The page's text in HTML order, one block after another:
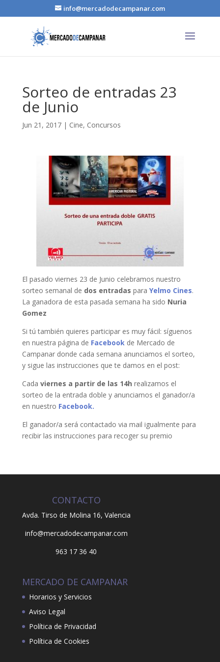
info@mercadodecampanar.com
Sorteo de entradas 23
de Junio
Jun 21, 2017| Cine, Concursos
El pasado viernes 23 de Junio celebramos nuestro
sorteo semanal de dos entradas para Yelmo Cines.
La ganadora de esta pasada semana ha sido Nuria
Gomez
Si tú también quieres participar es muy fácil: síguenos
en nuestra página de Facebook de Mercado de
Campanar donde cada semana anunciamos el sorteo,
y sigue las instrucciones que te damos en el post:
Cada viernes a partir de las 14h realizamos el
sorteo de la entrada doble y anunciamos el ganador/a
en nuestro Facebook.
El ganador/a será contactado via mail igualmente para
recibir las instrucciones para recoger su premio
CONTACTO
Avda. Tirso de Molina 16, Valencia
info@mercadodecampanar.com
963 17 36 40
MERCADO DE CAMPANAR
Horarios y Servicios
Aviso Legal
Política de Privacidad
Política de Cookies